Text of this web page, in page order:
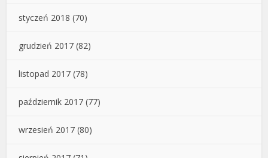
styczeń 2018 (70)
grudzień 2017 (82)
listopad 2017 (78)
październik 2017 (77)
wrzesień 2017 (80)